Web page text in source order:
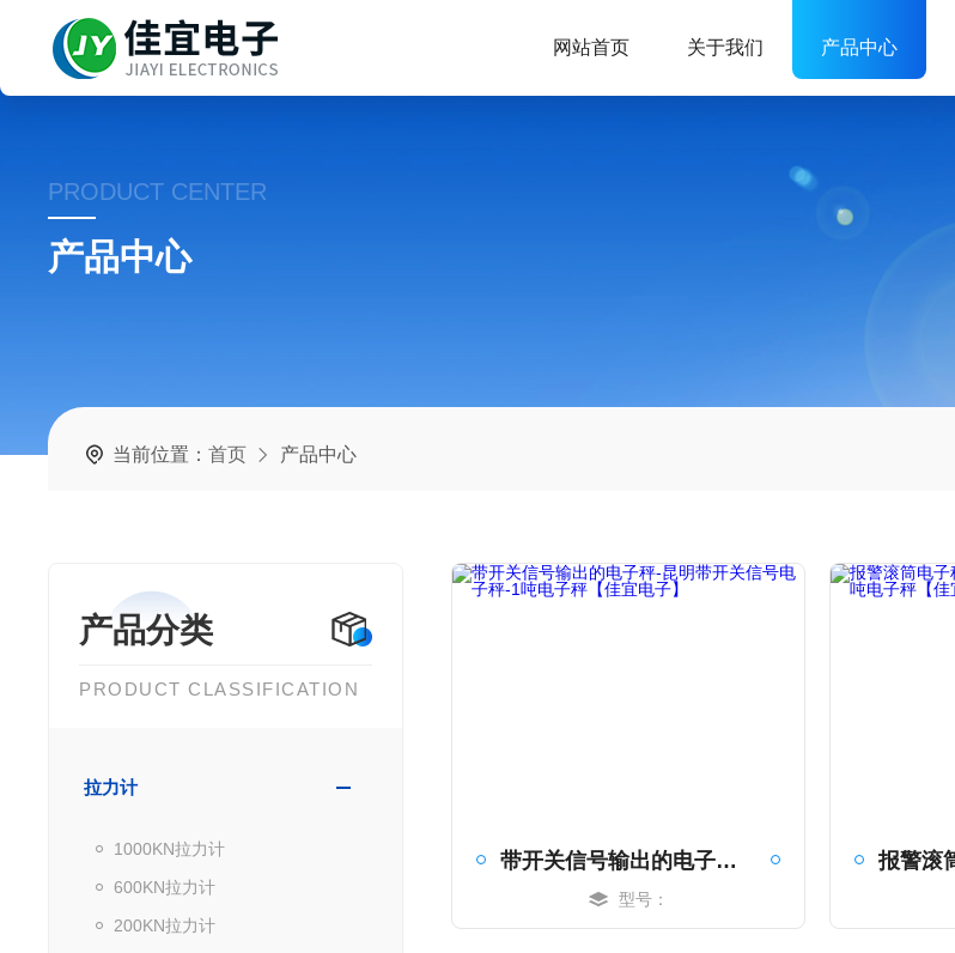
网站首页 关于我们 产品中心
PRODUCT CENTER
产品中心
当前位置：首页 产品中心
产品分类
PRODUCT CLASSIFICATION
拉力计
1000KN拉力计
600KN拉力计
200KN拉力计
带开关信号输出的电子秤-昆明带开关信号电子秤-1吨电子秤【佳宜电子】
型号：